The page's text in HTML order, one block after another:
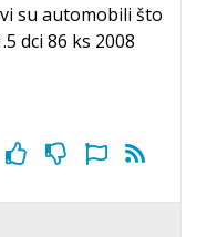
su automobili što
dci 86 ks 2008